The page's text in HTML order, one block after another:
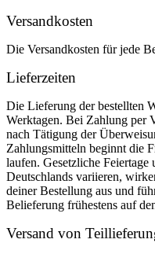
Versandkosten
Die Versandkosten für jede
Lieferzeiten
Die Lieferung der bestellten
Werktagen. Bei Zahlung per
nach Tätigung der
Zahlungsmitteln beginnt die
laufen. Gesetzliche Feiertage
Deutschlands variieren,
deiner Bestellung aus und
Belieferung frühestens auf
Versand von